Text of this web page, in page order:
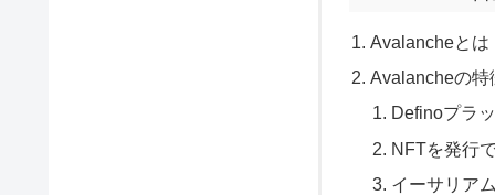
Avalancheとは
Avalancheの特
Definoプラ
NFTを発行
イーサリア